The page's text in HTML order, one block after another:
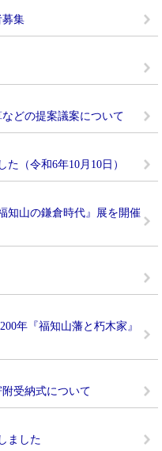
募集
どの提案議案について
（令和6年10月10日）
知山の鎌倉時代』展を開催
年『福知山藩と朽木家』
受納式について
ました